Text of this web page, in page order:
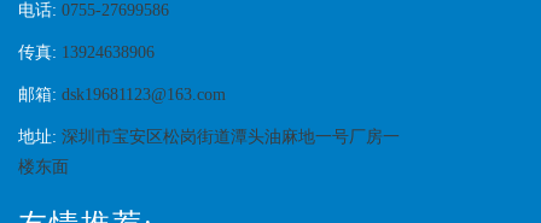
电话: 0755-27699586
传真: 13924638906
邮箱: dsk19681123@163.com
地址: 深圳市宝安区松岗街道潭头油麻地一号厂房一
楼东面